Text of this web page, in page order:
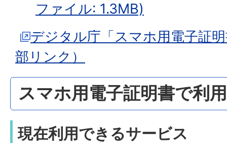
ファイル: 1.3MB)
デジタル庁「スマホ用電子証
部リンク）
スマホ用電子証明書で利
現在利用できるサービス